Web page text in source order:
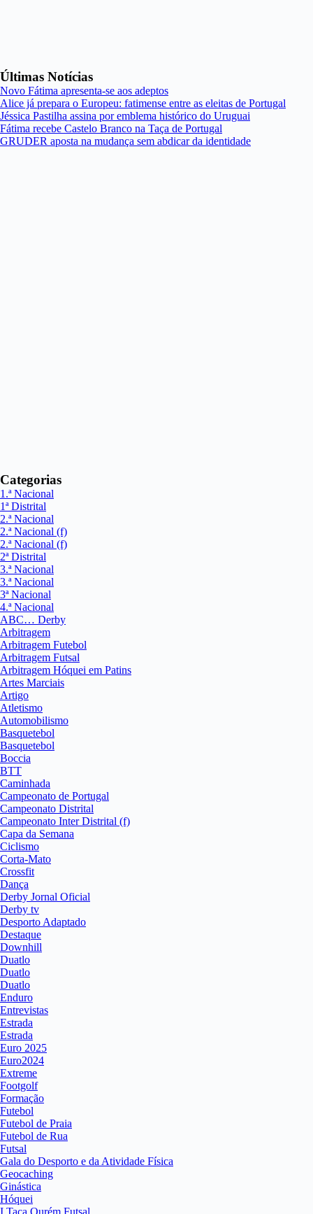
Últimas Notícias
Novo Fátima apresenta-se aos adeptos
Alice já prepara o Europeu: fatimense entre as eleitas de Portugal
Jéssica Pastilha assina por emblema histórico do Uruguai
Fátima recebe Castelo Branco na Taça de Portugal
GRUDER aposta na mudança sem abdicar da identidade
Categorias
1.ª Nacional
1ª Distrital
2.ª Nacional
2.ª Nacional (f)
2.ª Nacional (f)
2ª Distrital
3.ª Nacional
3.ª Nacional
3ª Nacional
4.ª Nacional
ABC… Derby
Arbitragem
Arbitragem Futebol
Arbitragem Futsal
Arbitragem Hóquei em Patins
Artes Marciais
Artigo
Atletismo
Automobilismo
Basquetebol
Basquetebol
Boccia
BTT
Caminhada
Campeonato de Portugal
Campeonato Distrital
Campeonato Inter Distrital (f)
Capa da Semana
Ciclismo
Corta-Mato
Crossfit
Dança
Derby Jornal Oficial
Derby tv
Desporto Adaptado
Destaque
Downhill
Duatlo
Duatlo
Duatlo
Enduro
Entrevistas
Estrada
Estrada
Euro 2025
Euro2024
Extreme
Footgolf
Formação
Futebol
Futebol de Praia
Futebol de Rua
Futsal
Gala do Desporto e da Atividade Física
Geocaching
Ginástica
Hóquei
I Taça Ourém Futsal